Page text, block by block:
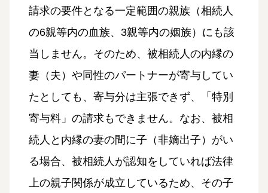
請求の要件となる一定範囲の親族（相続人
の6親等内の血族、3親等内の姻族）にも該
当しません。そのため、被相続人の内縁の
妻（夫）や同性のパートナーが寄与してい
たとしても、寄与分は主張できず、「特別
寄与料」の請求もできません。なお、被相
続人と内縁の妻の間に子（非嫡出子）がい
る場合、被相続人が認知をしていれば法律
上の親子関係が成立しているため、その子